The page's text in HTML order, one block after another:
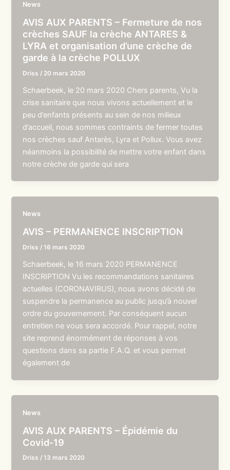
News
AVIS AUX PARENTS – Fermeture de nos
crèches SAUF la crèche ANTARES &
LYRA et organisation d’une crèche de
garde à la crèche POLLUX
Driss / 20 mars 2020
Schaerbeek, le 20 mars 2020 Chers parents, Vu la
crise sanitaire que nous vivons actuellement et le
peu d’enfants présents au sein de nos milieux
d’accueil, nous sommes contraints de fermer toutes
nos crèches sauf Antarès, Lyra et Pollux. Vous avez
néanmoins la possibilité de mettre votre enfant dans
notre crèche de garde qui sera
News
AVIS – PERMANENCE INSCRIPTION
Driss /16 mars 2020
Schaerbeek, le 16 mars 2020 PERMANENCE
INSCRIPTION Vu les recommandations sanitaires
actuelles (CORONAVIRUS), nous avons décidé de
suspendre la permanence au public jusqu’à nouvel
ordre du gouvernement. Par conséquent aucun
entretien ne vous sera accordé. Pour rappel, notre
site reprend énormément de réponses à vos
questions dans sa partie F.A.Q. et vous permet
également de
News
AVIS AUX PARENTS – Épidémie du
Covid-19
Driss /13 mars 2020